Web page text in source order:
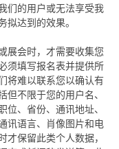
们的用户或无法享受我
拟达到的效果。
展会时，才需要收集您
须填写报名表并提供所
将难以联系您以确认有
但不限于您的用户名、
位、省份、通讯地址、
讯语言、肖像图片和电
才保留此类个人数据，